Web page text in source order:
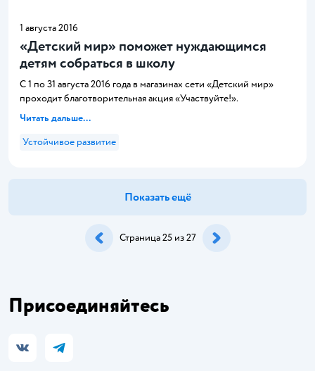
1 августа 2016
«Детский мир» поможет нуждающимся
детям собраться в школу
С 1 по 31 августа 2016 года в магазинах сети «Детский мир»
проходит благотворительная акция «Участвуйте!».
Читать дальше...
Устойчивое развитие
Показать ещё
Страница 25 из 27
Присоединяйтесь